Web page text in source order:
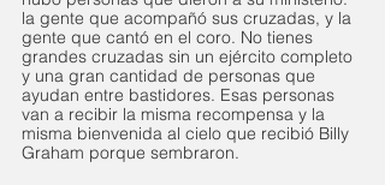
la gente que acompañó sus cruzadas, y la
gente que cantó en el coro. No tienes
grandes cruzadas sin un ejército completo
y una gran cantidad de personas que
ayudan entre bastidores. Esas personas
van a recibir la misma recompensa y la
misma bienvenida al cielo que recibió Billy
Graham porque sembraron.